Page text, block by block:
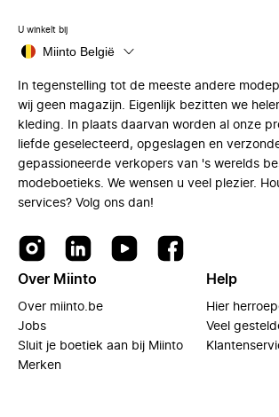
U winkelt bij
Miinto België
In tegenstelling tot de meeste andere
wij geen magazijn. Eigenlijk bezitten we
kleding. In plaats daarvan worden al onze
liefde geselecteerd, opgeslagen en
gepassioneerde verkopers van 's werelds
modeboetieks. We wensen u veel plezier.
services? Volg ons dan!
Over Miinto
Over miinto.be
Jobs
Sluit je boetiek aan bij Miinto
Merken
Help
Hier
Veel